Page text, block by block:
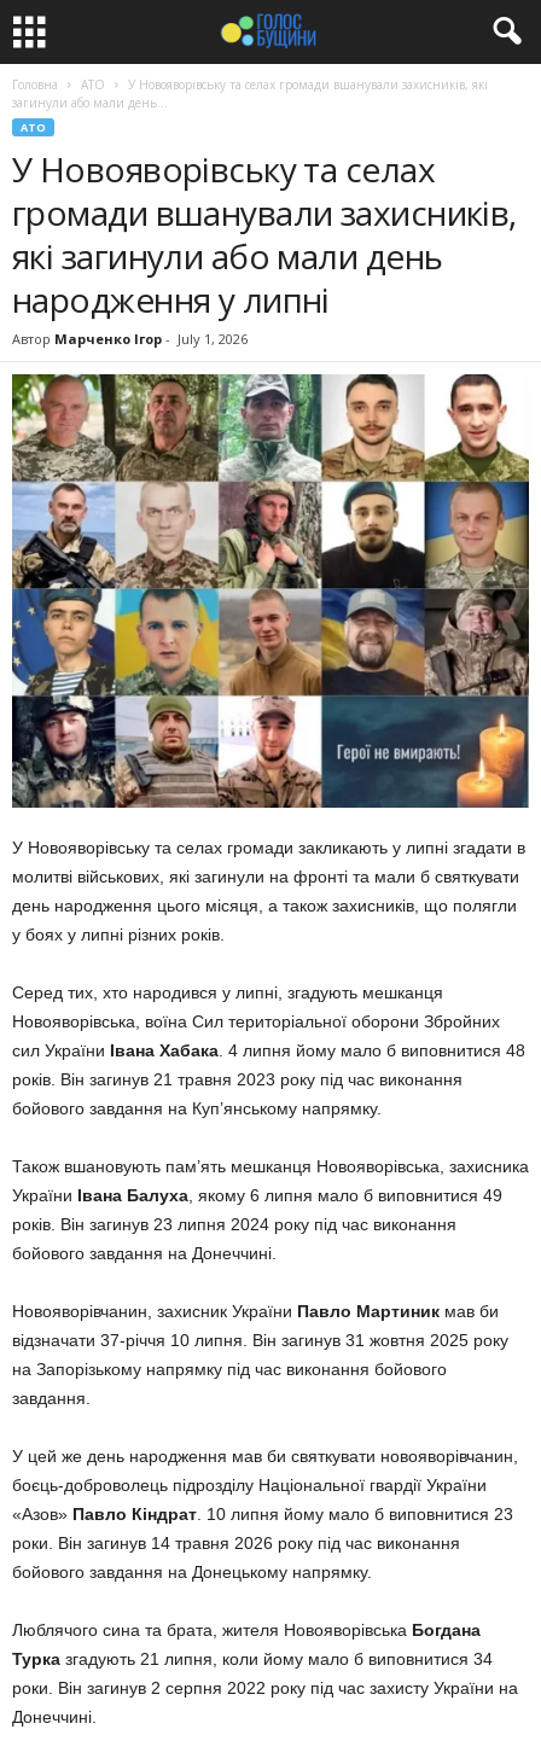
Головна АТО
У Новояворівську та селах громади вшанували захисників, які
загинули або мали день...
АТО
У Новояворівську та селах
громади вшанували захисників,
які загинули або мали день
народження у липні
Автор Марченко Ігор - July 1, 2026
У Новояворівську та селах громади закликають у липні згадати в
молитві військових, які загинули на фронті та мали б святкувати
день народження цього місяця, а також захисників, що полягли
у боях у липні різних років.
Серед тих, хто народився у липні, згадують мешканця
Новояворівська, воїна Сил територіальної оборони Збройних
сил України Івана Хабака . 4 липня йому мало б виповнитися 48
років. Він загинув 21 травня 2023 року під час виконання
бойового завдання на Куп’янському напрямку.
Також вшановують пам’ять мешканця Новояворівська, захисника
України Івана Балуха , якому 6 липня мало б виповнитися 49
років. Він загинув 23 липня 2024 року під час виконання
бойового завдання на Донеччині.
Новояворівчанин, захисник України Павло Мартиник мав би
відзначати 37-річчя 10 липня. Він загинув 31 жовтня 2025 року
на Запорізькому напрямку під час виконання бойового
завдання.
У цей же день народження мав би святкувати новояворівчанин,
боєць-доброволець підрозділу Національної гвардії України
«Азов» Павло Кіндрат . 10 липня йому мало б виповнитися 23
роки. Він загинув 14 травня 2026 року під час виконання
бойового завдання на Донецькому напрямку.
Люблячого сина та брата, жителя Новояворівська Богдана
Турка згадують 21 липня, коли йому мало б виповнитися 34
роки. Він загинув 2 серпня 2022 року під час захисту України на
Донеччині.